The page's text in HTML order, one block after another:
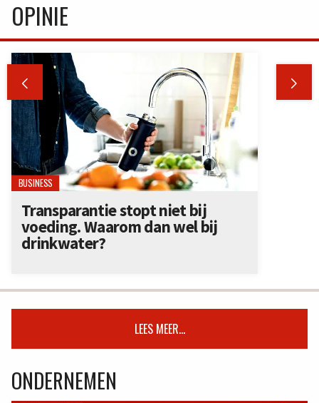
OPINIE
 
BUSINESS
Transparantie stopt niet bij
voeding. Waarom dan wel bij
drinkwater?
LEES MEER...
ONDERNEMEN